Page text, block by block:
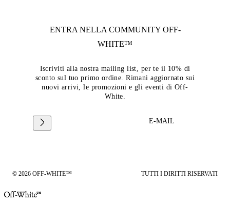
ENTRA NELLA COMMUNITY OFF-
WHITE™
Iscriviti alla nostra mailing list, per te il 10% di
sconto sul tuo primo ordine. Rimani aggiornato sui
nuovi arrivi, le promozioni e gli eventi di Off-
White.
E-MAIL
© 2026 OFF-WHITE™ TUTTI I DIRITTI RISERVATI